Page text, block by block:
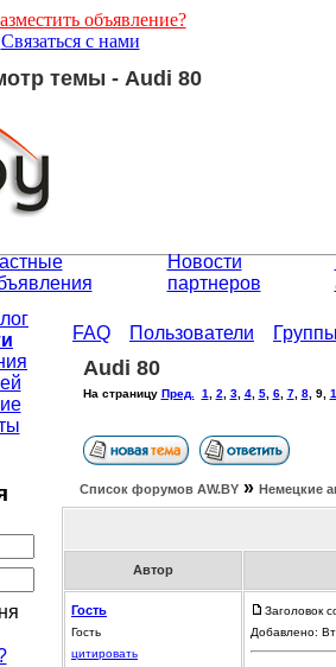
объявление?
Связаться с нами
темы - Audi 80
Новости
партнеров
FAQ Пользователи
Audi 80
На страницу Пред. 1 2 3, 4, 5, 6, 7, 8, 9,
Список форумов АW.BY » Немецкие
Автор
Гость
Гость
цитировать
Заголовок
Добавлено: